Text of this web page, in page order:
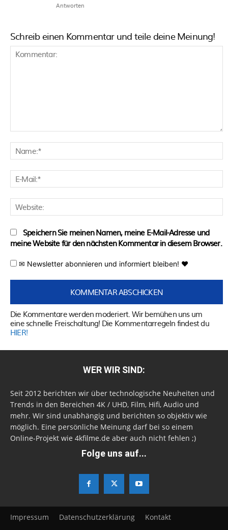
Antworten
Schreib einen Kommentar und teile deine Meinung!
Speichern Sie meinen Namen, meine E-Mail-Adresse und
meine Website für den nächsten Kommentar in diesem Browser.
✉ Newsletter abonnieren und informiert bleiben! ♥
Die Kommentare werden moderiert. Wir bemühen uns um
eine schnelle Freischaltung! Die Kommentarregeln findest du
HIER!
WER WIR SIND:
Seit 2012 berichten wir über technologische Neuheiten und
Trends in den Bereichen 4K / UHD, Film, Hifi, Audio und
mehr. Wir sind unabhängig und berichten so objektiv wie
möglich. Eine persönliche Meinung darf bei so einem
Online-Projekt wie 4kfilme.de aber auch nicht fehlen ;)
Folge uns auf...
Impressum Datenschutzerklärung Kontakt